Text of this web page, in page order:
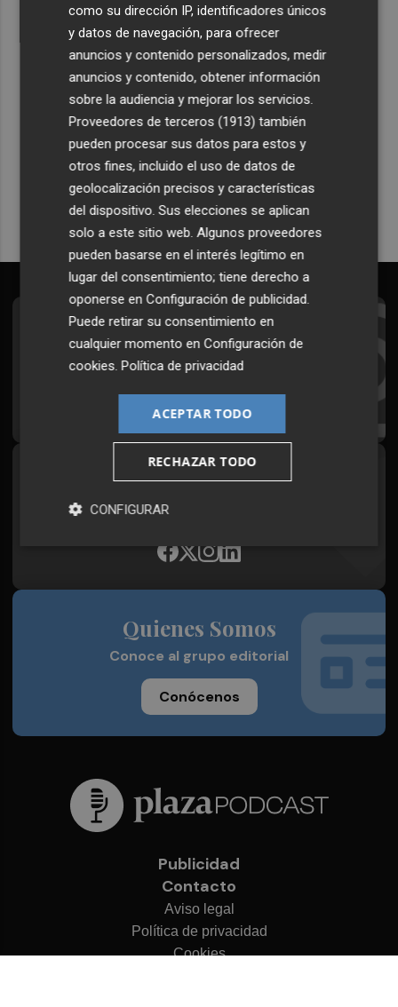
Recibe toda la actualidad de
Plaza Podcast en tu correo
Quiero suscribirme
Suscríbete al Boletín
Todos los días a primera hora en tu email
Síguenos en redes
Plaza Podcast, desde cualquier medio
Quienes Somos
Conoce al grupo editorial
Conócenos
Publicidad
Contacto
Aviso legal
Política de privacidad
Cookies
como su dirección IP, identificadores únicos
y datos de navegación, para ofrecer
anuncios y contenido personalizados, medir
anuncios y contenido, obtener información
sobre la audiencia y mejorar los servicios.
Proveedores de terceros (1913) también
pueden procesar sus datos para estos y
otros fines, incluido el uso de datos de
geolocalización precisos y características
del dispositivo. Sus elecciones se aplican
solo a este sitio web. Algunos proveedores
pueden basarse en el interés legítimo en
lugar del consentimiento; tiene derecho a
oponerse enConfiguración de publicidad.
Puede retirar su consentimiento en
cualquier momento enConfiguración de
cookies.Política de privacidad
ACEPTAR TODO
RECHAZAR TODO
CONFIGURAR